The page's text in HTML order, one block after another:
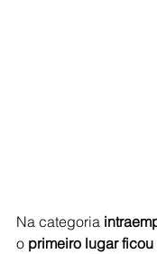
Na categoria
o primeiro lugar